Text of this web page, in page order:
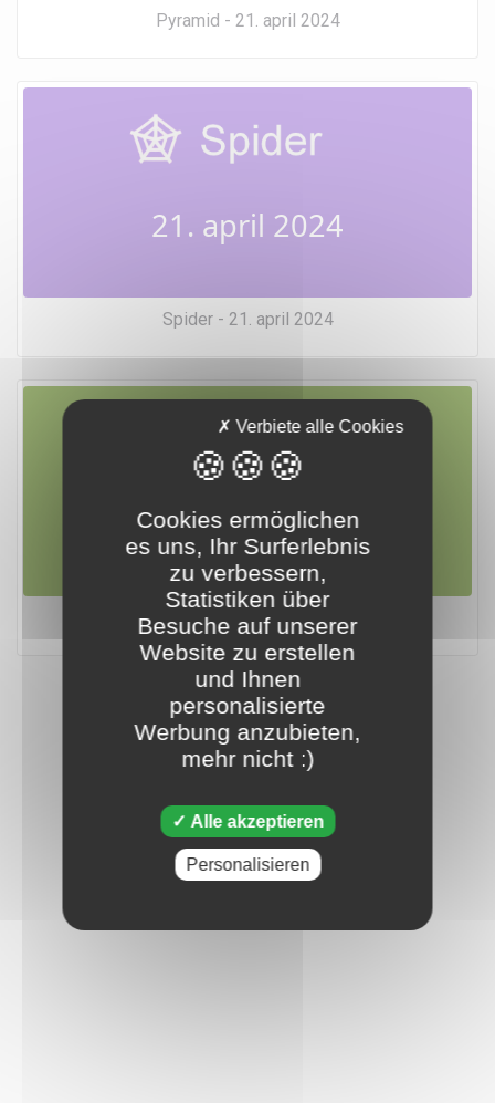
Pyramid - 21. april 2024
21. april 2024
Spider - 21. april 2024
21. april 2024
Tripeaks - 21. april 2024
Cookies ermöglichen
es uns, Ihr Surferlebnis
zu verbessern,
Statistiken über
Besuche auf unserer
Website zu erstellen
und Ihnen
personalisierte
Werbung anzubieten,
mehr nicht :)
Alle akzeptieren
Verbiete alle Cookies
Personalisieren